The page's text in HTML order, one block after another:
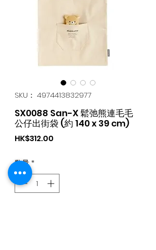
SKU： 4974413832977
SX0088 San-X 鬆弛熊連毛毛
公仔出街袋 (約 140 x 39 cm)
HK$312.00
数量*